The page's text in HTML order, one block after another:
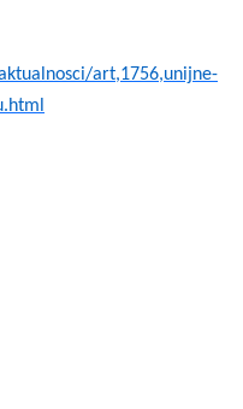
art,1756,unijne-